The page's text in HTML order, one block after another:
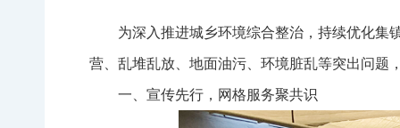
为深入推进城乡环境综合整治，持续优化集
营、乱堆乱放、地面油污、环境脏乱等突出问题
一、宣传先行，网格服务聚共识